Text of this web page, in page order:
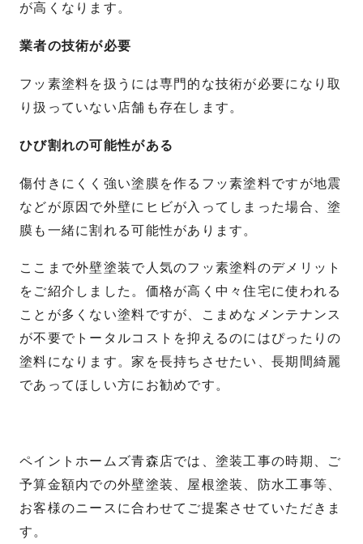
が高くなります。
業者の技術が必要
フッ素塗料を扱うには専門的な技術が必要になり取
り扱っていない店舗も存在します。
ひび割れの可能性がある
傷付きにくく強い塗膜を作るフッ素塗料ですが地震
などが原因で外壁にヒビが入ってしまった場合、塗
膜も一緒に割れる可能性があります。
ここまで外壁塗装で人気のフッ素塗料のデメリット
をご紹介しました。価格が高く中々住宅に使われる
ことが多くない塗料ですが、こまめなメンテナンス
が不要でトータルコストを抑えるのにはぴったりの
塗料になります。家を長持ちさせたい、長期間綺麗
であってほしい方にお勧めです。
ペイントホームズ青森店では、塗装工事の時期、ご
予算金額内での外壁塗装、屋根塗装、防水工事等、
お客様のニースに合わせてご提案させていただきま
す。